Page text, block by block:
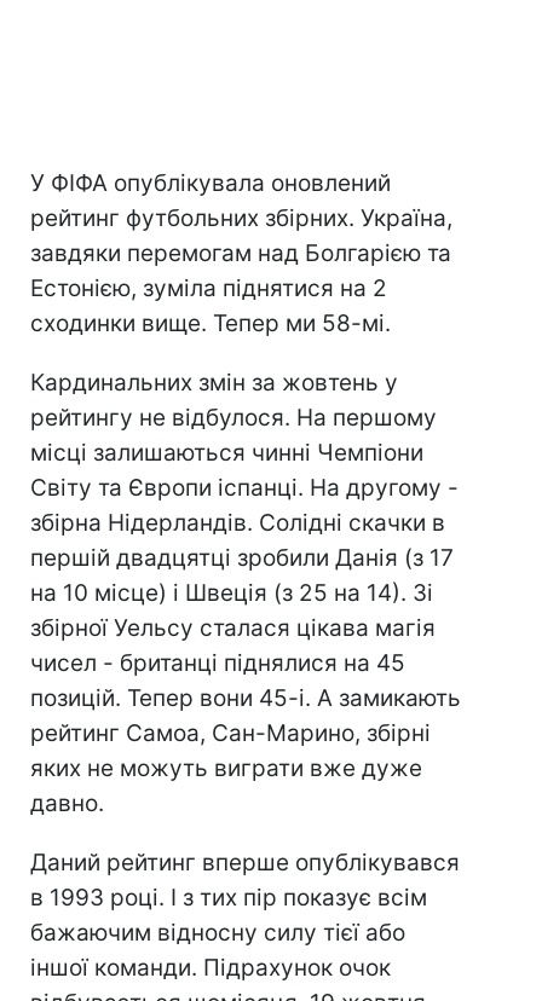
У ФІФА опублікувала оновлений
рейтинг футбольних збірних. Україна,
завдяки перемогам над Болгарією та
Естонією, зуміла піднятися на 2
сходинки вище. Тепер ми 58-мі.
Кардинальних змін за жовтень у
рейтингу не відбулося. На першому
місці залишаються чинні Чемпіони
Світу та Європи іспанці. На другому -
збірна Нідерландів. Солідні скачки в
першій двадцятці зробили Данія (з 17
на 10 місце) і Швеція (з 25 на 14). Зі
збірної Уельсу сталася цікава магія
чисел - британці піднялися на 45
позицій. Тепер вони 45-і. А замикають
рейтинг Самоа, Сан-Марино, збірні
яких не можуть виграти вже дуже
давно.
Даний рейтинг вперше опублікувався
в 1993 році. І з тих пір показує всім
бажаючим відносну силу тієї або
іншої команди. Підрахунок очок